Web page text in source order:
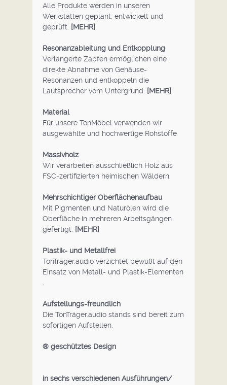
Alle Produkte werden in unseren
Werkstätten geplant, entwickelt und
geprüft. [MEHR]
Resonanzableitung und Entkopplung
Verlängerte Zapfen ermöglichen eine
direkte Abnahme von Gehäuse-
Resonanzen und entkoppeln die
Lautsprecher vom Untergrund. [MEHR]
Material
Für unsere TonMöbel verwenden wir
ausgewählte und hochwertige Rohstoffe
Massivholz
Wir verarbeiten ausschließlich Holz aus
FSC-zertifizierten heimischen Wäldern.
Mehrschichtiger Oberflächenaufbau
Mit Pigmenten und Naturölen wird die
Oberfläche in mehreren Arbeitsgängen
gefertigt. [MEHR]
Plastik- und Metallfrei
TonTräger.audio verzichtet bewußt auf den
Einsatz von Metall- und Plastik-Elementen
.
Aufstellungs-freundlich
Die TonTräger.audio stands sind bereit zum
sofortigen Aufstellen.
® geschütztes Design
in sechs verschiedenen Ausführungen/